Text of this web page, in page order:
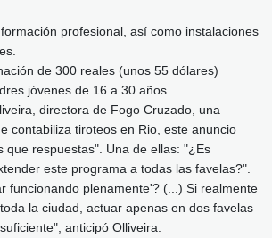
profesional, así como instalaciones
de 300 reales (unos 55 dólares)
jóvenes de 16 a 30 años.
directora de Fogo Cruzado, una
contabiliza tiroteos en Rio, este anuncio
que respuestas". Una de ellas: "¿Es
este programa a todas las favelas?".
funcionando plenamente'? (...) Si realmente
la ciudad, actuar apenas en dos favelas
anticipó Olliveira.